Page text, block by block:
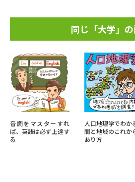
同じ「大学」
音調をマスターすれ
ば、英語は必ず上達す
る
人口地理学でわか
間と地域のこれか
あり方